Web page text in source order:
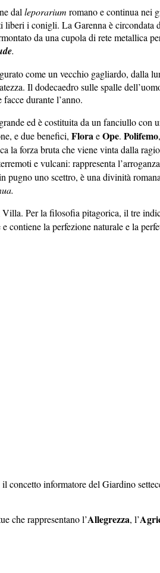
dalleporarium romano e continua nei
i conigli. La Garenna è circondata
da una cupola di rete metallica
.
come un vecchio gagliardo, dalla
Il dodecaedro sulle spalle
durante l’anno.
ed è costituita da un fanciullo con
e due benefici, FloraeOpe. Polifemo
la forza bruta che viene vinta dalla
e vulcani: rappresenta
pugno uno scettro, è una divinità
Villa. Per la filosofia pitagorica, il tre
contiene la perfezione naturale e la
concetto informatore del Giardino
che rappresentano l’Allegrezza, l’